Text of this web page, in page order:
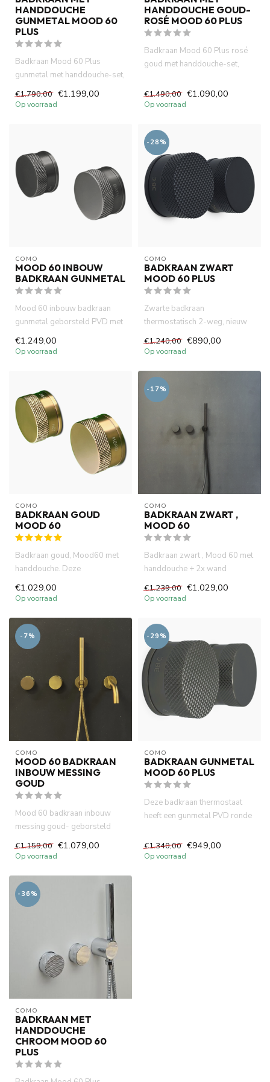
HANDDOUCHE
GUNMETAL MOOD 60
PLUS
Badkraan Mood 60 Plus
gunmetal met handdouche-set,
PVD met ingebouwde
thermostat...
€1.790,00 €1.199,00
Op voorraad
HANDDOUCHE GOUD-
ROSÉ MOOD 60 PLUS
Badkraan Mood 60 Plus rosé
goud met handdouche-set,
thermosta...
€1.490,00 €1.090,00
Op voorraad
COMO
MOOD 60 INBOUW
BADKRAAN GUNMETAL
Mood 60 inbouw badkraan
gunmetal geborsteld PVD met
inbouw met handdoucheset
Inc...
€1.249,00
Op voorraad
-28%
COMO
BADKRAAN ZWART
MOOD 60 PLUS
Zwarte badkraan
thermostatisch 2-weg, nieuw
blik op design kranen collectie
MOOD...
€1.240,00 €890,00
Op voorraad
COMO
BADKRAAN GOUD
MOOD 60
Badkraan goud, Mood60 met
handdouche. Deze
inbouwkraan heeft Incl. 2 x
inbouwbox...
€1.029,00
Op voorraad
-17%
COMO
BADKRAAN ZWART ,
MOOD 60
Badkraan zwart , Mood 60 met
handdouche + 2x wand
montage inbouwbox. Zwarte
pvd ...
€1.239,00 €1.029,00
Op voorraad
-7%
COMO
MOOD 60 BADKRAAN
INBOUW MESSING
GOUD
Mood 60 badkraan inbouw
messing goud- geborsteld
PVD met inbouw met
handdouche e...
€1.159,00 €1.079,00
Op voorraad
-29%
COMO
BADKRAAN GUNMETAL
MOOD 60 PLUS
Deze badkraan thermostaat
heeft een gunmetal PVD ronde
€1.340,00 €949,00
Op voorraad
-36%
COMO
BADKRAAN MET
HANDDOUCHE
CHROOM MOOD 60
PLUS